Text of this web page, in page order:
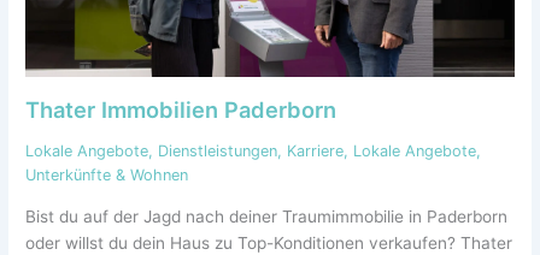
Thater Immobilien Paderborn
Lokale Angebote, Dienstleistungen, Karriere, Lokale Angebote,
Unterkünfte & Wohnen
Bist du auf der Jagd nach deiner Traumimmobilie in Paderborn
oder willst du dein Haus zu Top-Konditionen verkaufen? Thater